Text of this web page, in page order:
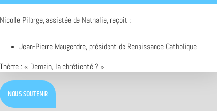
Nicolle Pilorge, assistée de Nathalie, reçoit :
Jean-Pierre Maugendre, président de Renaissance Catholique
Thème : « Demain, la chrétienté ? »
NOUS SOUTENIR